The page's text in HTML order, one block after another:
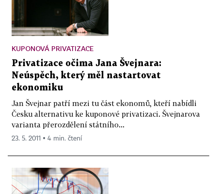
KUPONOVÁ PRIVATIZACE
Privatizace očima Jana Švejnara:
Neúspěch, který měl nastartovat
ekonomiku
Jan Švejnar patří mezi tu část ekonomů, kteří nabídli
Česku alternativu ke kuponové privatizaci. Švejnarova
varianta přerozdělení státního...
23. 5. 2011 ▪ 4 min. čtení